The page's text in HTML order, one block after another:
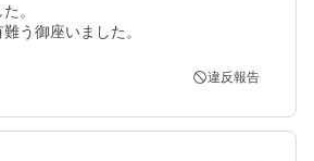
。
う御座いました。
違反報告